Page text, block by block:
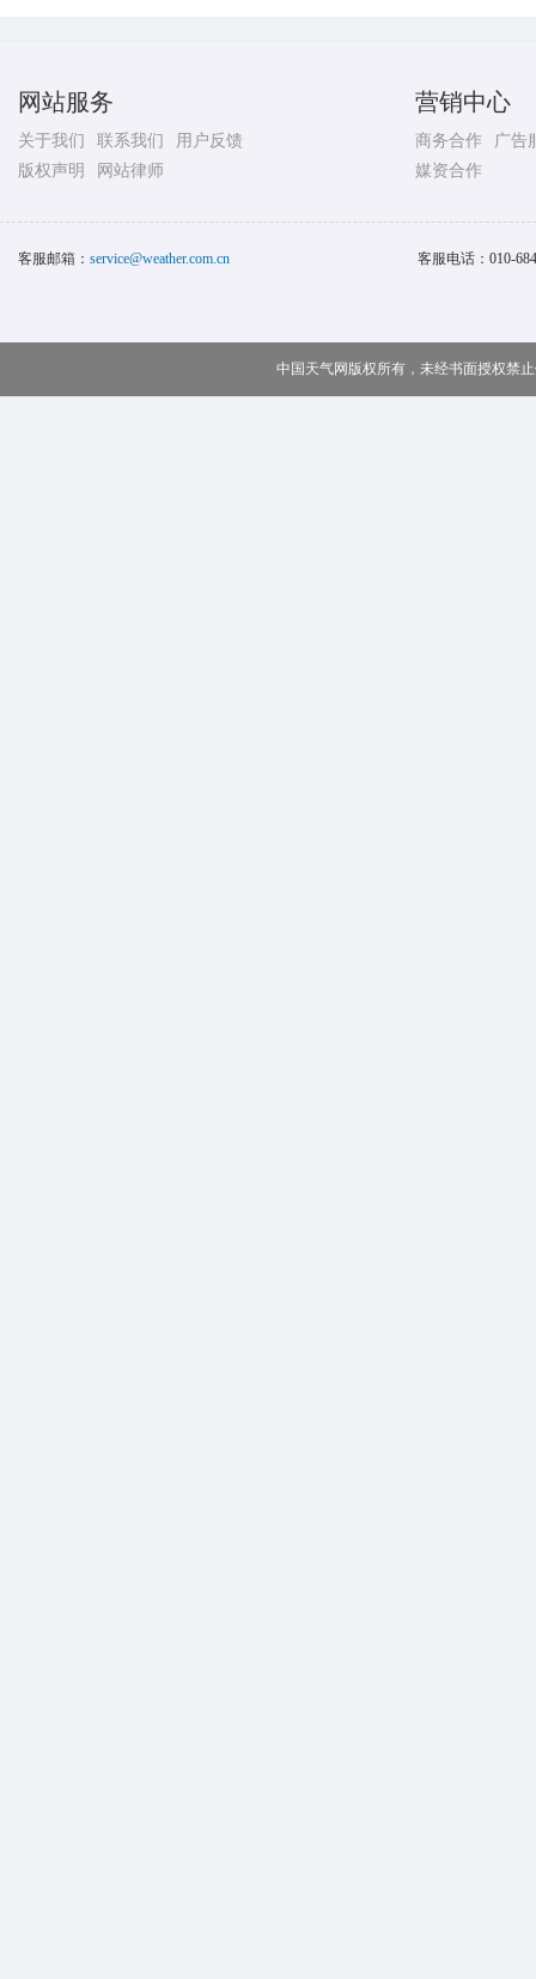
网站服务
关于我们 联系我们
用户反馈
版权声明
网站律师
营销中心
商务合作
广告
媒资合作
客服邮箱： service@weather.com.cn 客服电话： 010-
中国天气网版权所有，未经书面授权